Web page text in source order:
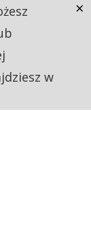
w
×